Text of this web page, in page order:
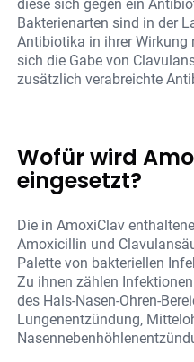
diese sich gegen ein
Bakterienarten sind in der
Antibiotika in ihrer Wirkung
sich die Gabe von
zusätzlich verabreichte
Wofür wird
eingesetzt?
Die in AmoxiClav
Amoxicillin und
Palette von bakteriellen
Zu ihnen zählen
des Hals-Nasen-Ohren-
Lungenentzündung,